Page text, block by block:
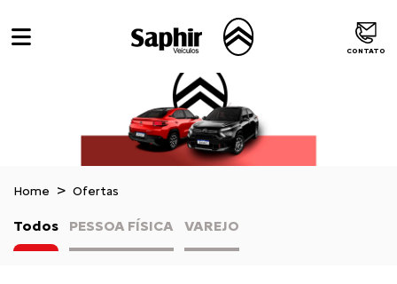
CONTATO
Home Ofertas
Todos PESSOA FÍSICA VAREJO